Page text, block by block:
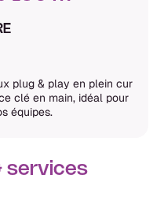
plug & play en plein cur
clé en main, idéal pour
équipes.
services